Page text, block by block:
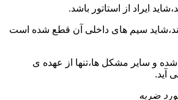
ایراد از استاتور باشد.
سیم های داخلی آن قطع شده است
و سایر مشکل ها،تنها از عهده ی
آید.
ضربه